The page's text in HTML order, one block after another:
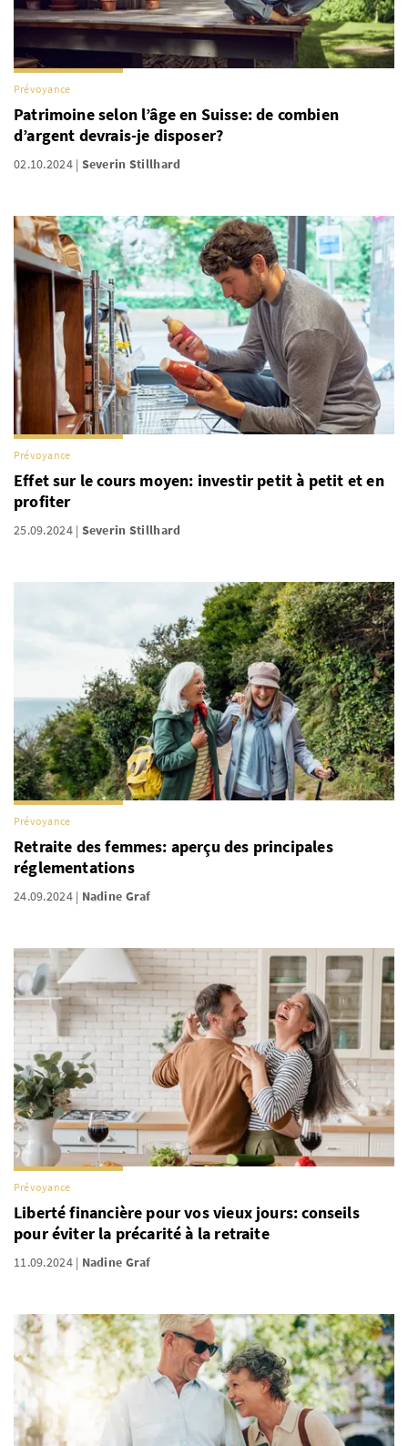
Prévoyance
Patrimoine selon l’âge en Suisse: de combien
d’argent devrais-je disposer?
02.10.2024 Severin Stillhard
Prévoyance
Effet sur le cours moyen: investir petit à petit et en
profiter
25.09.2024 Severin Stillhard
Prévoyance
Retraite des femmes: aperçu des principales
réglementations
24.09.2024 Nadine Graf
Prévoyance
Liberté financière pour vos vieux jours: conseils
pour éviter la précarité à la retraite
11.09.2024 Nadine Graf